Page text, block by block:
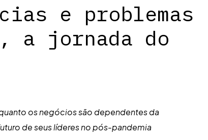
e problemas
a jornada do
os negócios são dependentes da
de seus líderes no pós-pandemia